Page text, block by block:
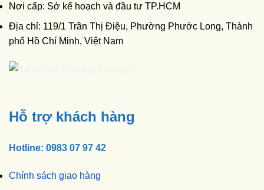
Nơi cấp: Sở kế hoạch và đầu tư TP.HCM
Địa chỉ: 119/1 Trần Thị Điệu, Phường Phước Long, Thành
phố Hồ Chí Minh, Việt Nam
Hỗ trợ khách hàng
Hotline: 0983 07 97 42
Chính sách giao hàng